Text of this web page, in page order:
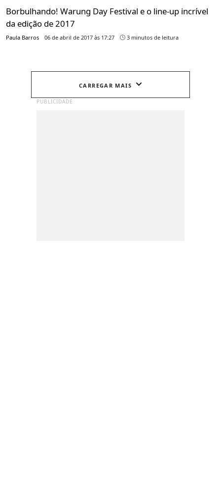
Borbulhando! Warung Day Festival e o line-up incrível
da edição de 2017
Paula Barros 06 de abril de 2017 às 17:27 3 minutos de leitura
CARREGAR MAIS
PUBLICIDADE